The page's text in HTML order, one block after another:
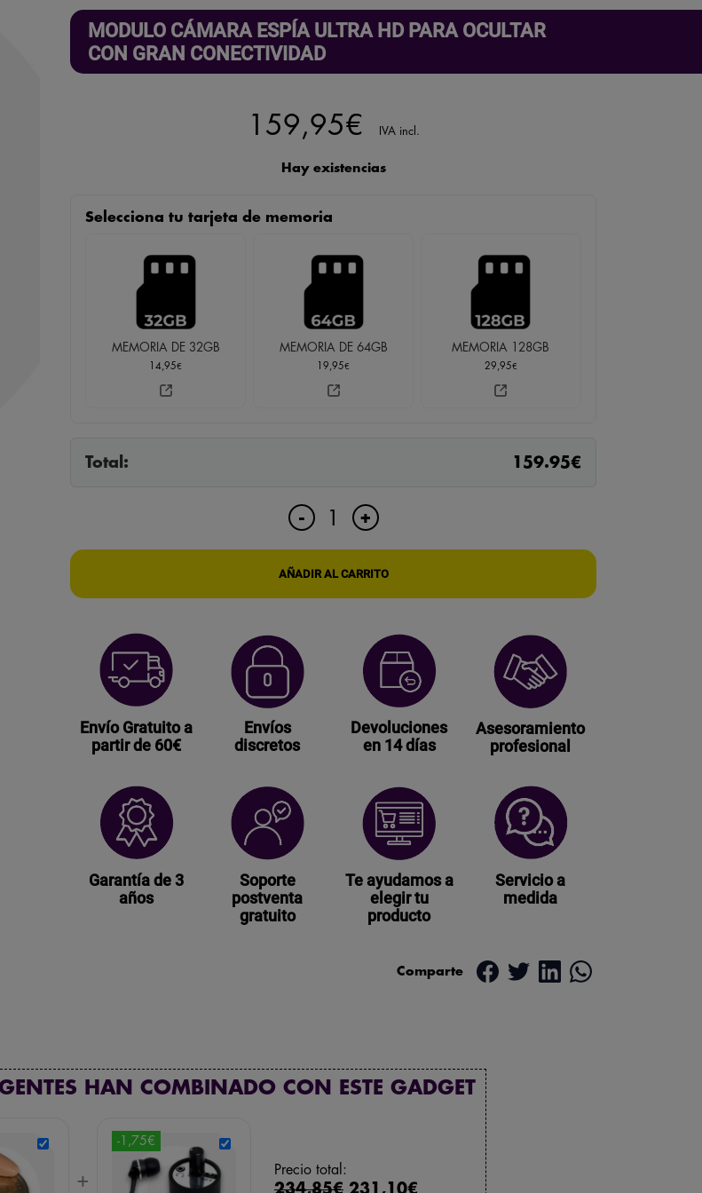
MODULO CÁMARA ESPÍA ULTRA HD PARA OCULTAR
CON GRAN CONECTIVIDAD
159,95€ IVA incl.
Hay existencias
Selecciona tu tarjeta de memoria
MEMORIA DE 32GB
14,95€
MEMORIA DE 64GB
19,95€
MEMORIA 128GB
29,95€
Total: 159.95€
-
MODULO
CÁMARA
HD
CONECTIVIDAD
cantidad
+
AÑADIR AL CARRITO
Envío Gratuito a
partir de 60€
Envíos
discretos
Devoluciones
en 14 días
Asesoramiento
profesional
Garantía de 3
años
Soporte
postventa
gratuito
Te ayudamos a
elegir tu
producto
Servicio a
medida
Comparte
HAN COMBINADO CON ESTE GADGET
+
-1,75€
Precio total:
234,85€ 231,10€